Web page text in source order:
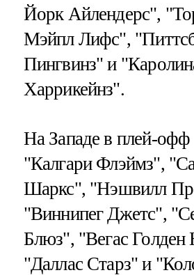
Йорк Айлендерс",
Мэйпл Лифс",
Пингвинз" и
Харрикейнз".
На Западе в плей-
"Калгари Флэймз",
Шаркс", "Нэшвилл
"Виннипег Джетс",
Блюз", "Вегас Голден
"Даллас Старз" и